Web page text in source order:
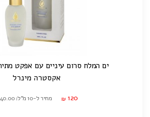
ים המלח סרום עיניים עם אפקט מתיחה |
אקסטרה מינרל
₪ 120 מחיר ל-10 מ"ל: ₪40.00